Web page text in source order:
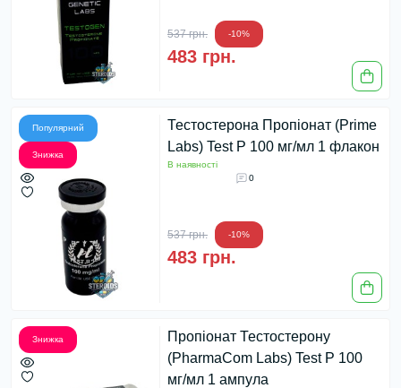
537 грн. -10%
483 грн.
Популярний
Знижка
Тестостерона Пропіонат (Prime
Labs) Test P 100 мг/мл 1 флакон
В наявності
0
537 грн. -10%
483 грн.
Знижка
Пропіонат Тестостерону
(PharmaCom Labs) Test P 100
мг/мл 1 ампула